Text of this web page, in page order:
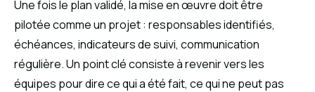
Une fois le plan validé, la mise en œuvre doit être
pilotée comme un projet : responsables identifiés,
échéances, indicateurs de suivi, communication
régulière. Un point clé consiste à revenir vers les
équipes pour dire ce qui a été fait, ce qui ne peut pas